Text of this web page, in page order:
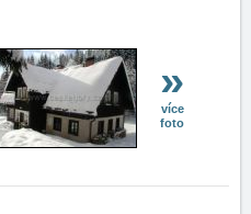
»
více
foto